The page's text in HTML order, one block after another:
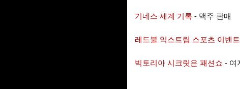
기네스 세계 기록 - 맥주 판매
레드불 익스트림 스포츠 이벤트
빅토리아 시크릿은 패션쇼 - 여